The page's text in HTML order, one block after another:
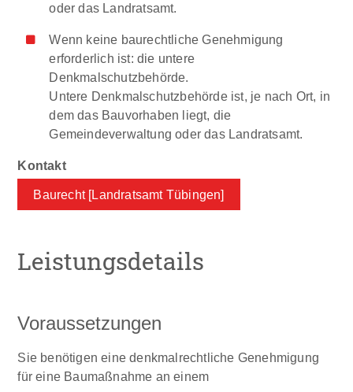
oder das Landratsamt.
Wenn keine baurechtliche Genehmigung
erforderlich ist: die untere
Denkmalschutzbehörde.
Untere Denkmalschutzbehörde ist, je nach Ort, in
dem das Bauvorhaben liegt, die
Gemeindeverwaltung oder das Landratsamt.
Baurecht [Landratsamt Tübingen]
Leistungsdetails
Voraussetzungen
Sie benötigen eine denkmalrechtliche Genehmigung
für eine Baumaßnahme an einem